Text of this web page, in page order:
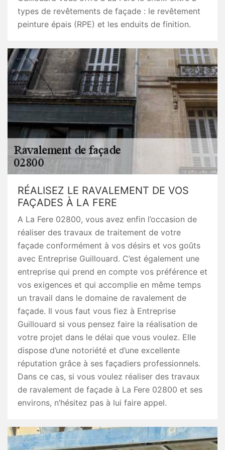
types de revêtements de façade : le revêtement
peinture épais (RPE) et les enduits de finition.
RÉALISEZ LE RAVALEMENT DE VOS
FAÇADES À LA FERE
A La Fere 02800, vous avez enfin l’occasion de
réaliser des travaux de traitement de votre
façade conformément à vos désirs et vos goûts
avec Entreprise Guillouard. C’est également une
entreprise qui prend en compte vos préférence et
vos exigences et qui accomplie en même temps
un travail dans le domaine de ravalement de
façade. Il vous faut vous fiez à Entreprise
Guillouard si vous pensez faire la réalisation de
votre projet dans le délai que vous voulez. Elle
dispose d’une notoriété et d’une excellente
réputation grâce à ses façadiers professionnels.
Dans ce cas, si vous voulez réaliser des travaux
de ravalement de façade à La Fere 02800 et ses
environs, n’hésitez pas à lui faire appel.